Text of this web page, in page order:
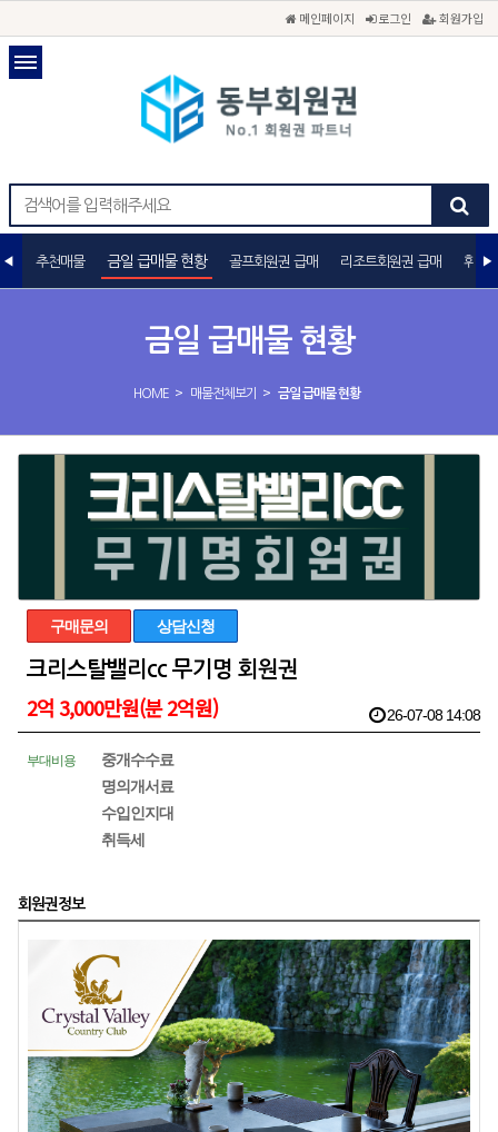
메인페이지 로그인 회원가입
금일 급매물 현황
HOME > 매물전체보기 > 금일 급매물 현황
추천매물 금일 급매물 현황 골프회원권 급매 리조트회원권 급매 휘트
구매문의 상담신청
크리스탈밸리cc 무기명 회원권
2억 3,000만원(분 2억원)
부대비용
중개수수료
명의개서료
수입인지대
취득세
26-07-08 14:08
회원권정보